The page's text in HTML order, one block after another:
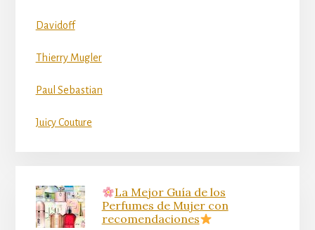
Davidoff
Thierry Mugler
Paul Sebastian
Juicy Couture
La Mejor Guía de los
Perfumes de Mujer con
recomendaciones